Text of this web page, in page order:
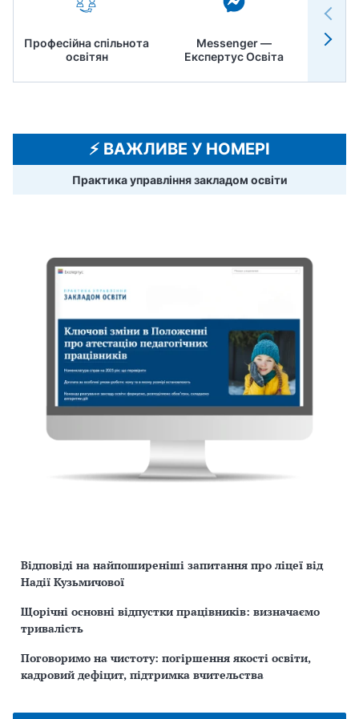
Професійна спільнота
освітян
Messenger —
Експертус Освіта
⚡️ ВАЖЛИВЕ У НОМЕРІ
Практика управління закладом освіти
Відповіді на найпоширеніші запитання про ліцеї від
Надії Кузьмичової
Щорічні основні відпустки працівників: визначаємо
тривалість
Поговоримо на чистоту: погіршення якості освіти,
кадровий дефіцит, підтримка вчительства